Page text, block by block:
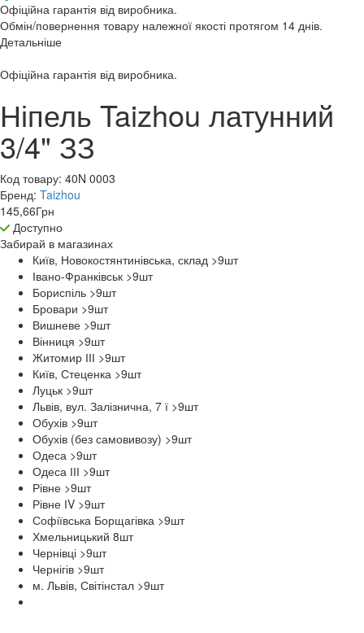
Офіційна гарантія від виробника.
Обмін/повернення товару належної якості протягом 14 днів.
Детальніше
Офіційна гарантія від виробника.
Ніпель Taizhou латунний
3/4" ЗЗ
Код товару: 40N 0003
Бренд: Taizhou
145,66Грн
Доступно
Забирай в магазинах
Київ, Новокостянтинівська, склад >9шт
Івано-Франківськ >9шт
Бориспіль >9шт
Бровари >9шт
Вишневе >9шт
Вінниця >9шт
Житомир ІІІ >9шт
Київ, Стеценка >9шт
Луцьк >9шт
Львів, вул. Залізнична, 7 ї >9шт
Обухів >9шт
Обухів (без самовивозу) >9шт
Одеса >9шт
Одеса ІІІ >9шт
Рівне >9шт
Рівне ІV >9шт
Софіївська Борщагівка >9шт
Хмельницький 8шт
Чернівці >9шт
Чернігів >9шт
м. Львів, Світінстал >9шт